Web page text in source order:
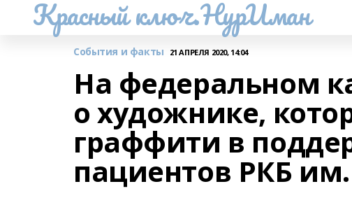
Красный ключ.НурИман
События и факты 21 АПРЕЛЯ 2020, 14:04
На федеральном
о художнике,
граффити в
пациентов РКБ